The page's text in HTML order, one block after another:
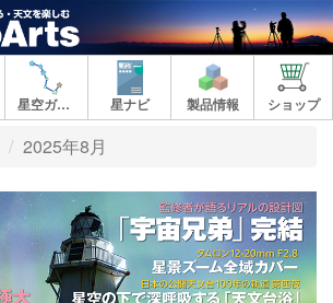
星空ガイド 星ナビ 製品情報 ショップ
2025年8月